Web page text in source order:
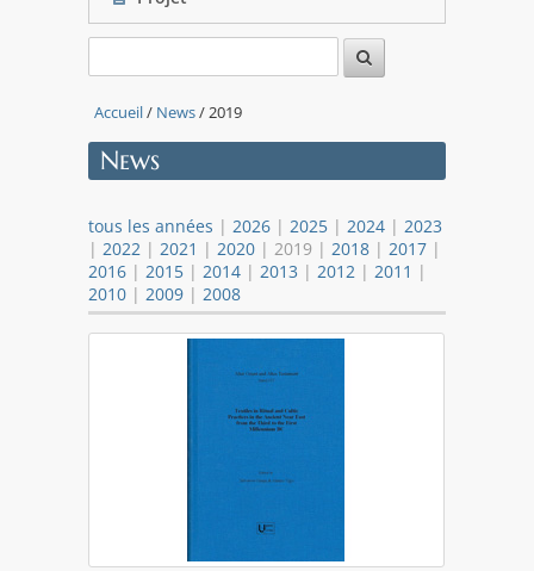
Accueil/ News/ 2019
News
tous les années | 2026 | 2025 | 2024 | 2023
| 2022 | 2021 | 2020 | 2019 | 2018 | 2017 |
2016 | 2015 | 2014 | 2013 | 2012 | 2011 |
2010 | 2009 | 2008